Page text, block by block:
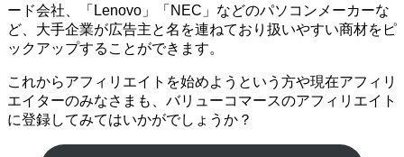
ード会社、「Lenovo」「NEC」などのパソコンメーカーな
ど、大手企業が広告主と名を連ねており扱いやすい商材をピ
ックアップすることができます。
これからアフィリエイトを始めようという方や現在アフィリ
エイターのみなさまも、バリューコマースのアフィリエイト
に登録してみてはいかがでしょうか？